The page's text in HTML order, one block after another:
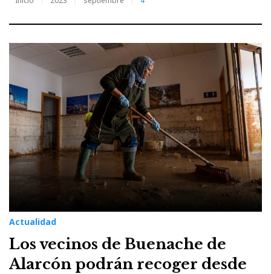
Día:
de
septiembre
de
2023
Actualidad
Los vecinos de Buenache de
Alarcón podrán recoger desde